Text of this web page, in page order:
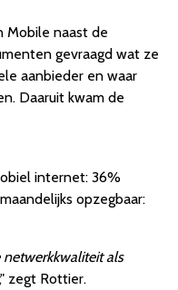
Mobile naast de
gevraagd wat ze
aanbieder en waar
Daaruit kwam de
internet: 36%
opzegbaar:
als
," zegt Rottier.